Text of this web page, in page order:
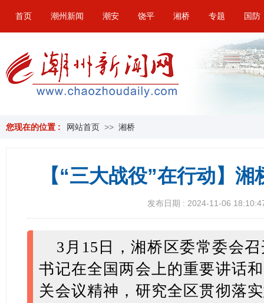
首页 潮州新闻 潮安 饶平 湘桥 专题 国防
您现在的位置 : 网站首页 >> 湘桥
【“三大战役”在行动】
发布日期 : 2024-11-06
3月15日，湘桥区委常委会
书记在全国两会上的重要讲话
关会议精神，研究全区贯彻落